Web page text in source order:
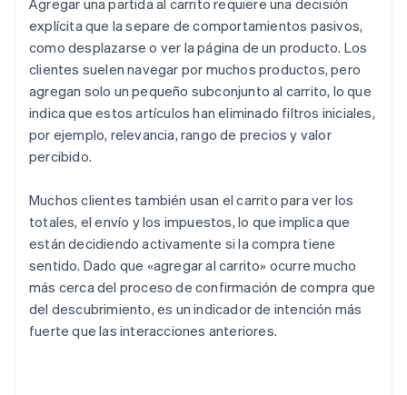
Agregar una partida al carrito requiere una decisión
explícita que la separe de comportamientos pasivos,
como desplazarse o ver la página de un producto. Los
clientes suelen navegar por muchos productos, pero
agregan solo un pequeño subconjunto al carrito, lo que
indica que estos artículos han eliminado filtros iniciales,
por ejemplo, relevancia, rango de precios y valor
percibido.
Muchos clientes también usan el carrito para ver los
totales, el envío y los impuestos, lo que implica que
están decidiendo activamente si la compra tiene
sentido. Dado que «agregar al carrito» ocurre mucho
más cerca del proceso de confirmación de compra que
del descubrimiento, es un indicador de intención más
fuerte que las interacciones anteriores.